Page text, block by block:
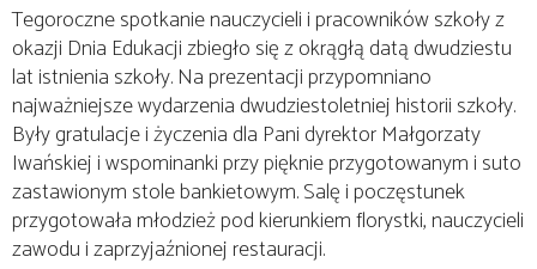
Tegoroczne spotkanie nauczycieli i pracowników szkoły z
okazji Dnia Edukacji zbiegło się z okrągłą datą dwudziestu
lat istnienia szkoły. Na prezentacji przypomniano
najważniejsze wydarzenia dwudziestoletniej historii szkoły.
Były gratulacje i życzenia dla Pani dyrektor Małgorzaty
Iwańskiej i wspominanki przy pięknie przygotowanym i suto
zastawionym stole bankietowym. Salę i poczęstunek
przygotowała młodzież pod kierunkiem florystki, nauczycieli
zawodu i zaprzyjaźnionej restauracji.